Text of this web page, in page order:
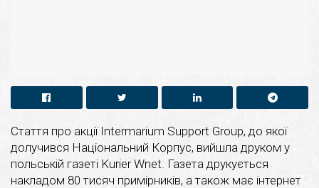
Стаття про акції Intermarium Support Group, до якої
долучився Національний Корпус, вийшла друком у
польській газеті Kurier Wnet. Газета друкується
накладом 80 тисяч примірників, а також має інтернет